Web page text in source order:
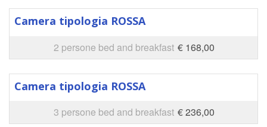
Camera tipologia ROSSA
2 persone bed and breakfast € 168,00
Camera tipologia ROSSA
3 persone bed and breakfast € 236,00